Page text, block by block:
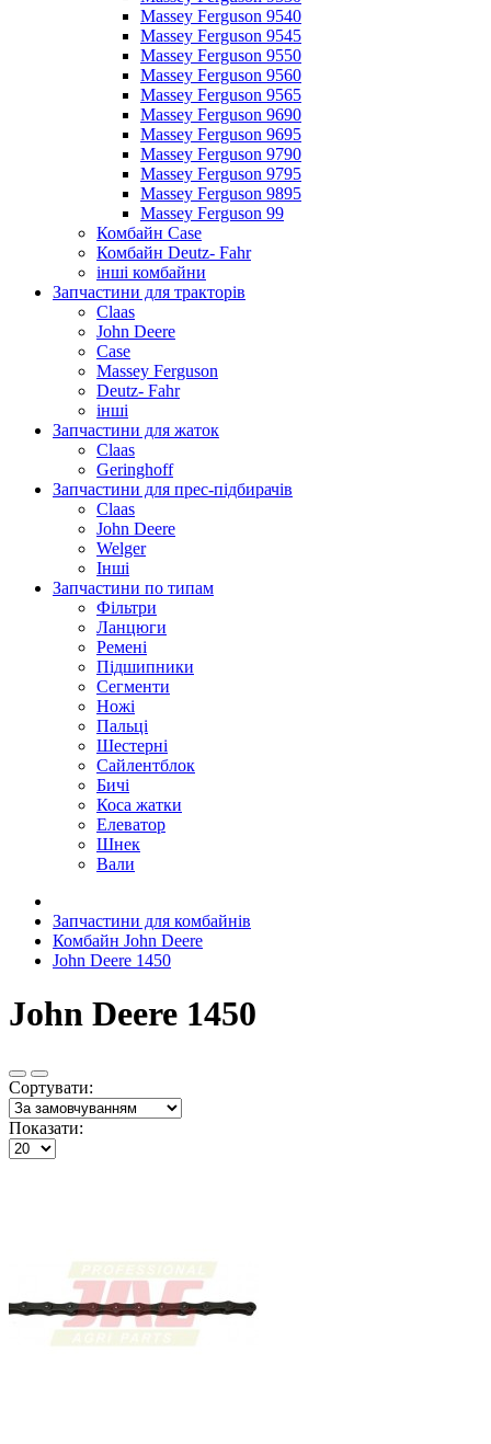
Massey Ferguson 9540
Massey Ferguson 9545
Massey Ferguson 9550
Massey Ferguson 9560
Massey Ferguson 9565
Massey Ferguson 9690
Massey Ferguson 9695
Massey Ferguson 9790
Massey Ferguson 9795
Massey Ferguson 9895
Massey Ferguson 99
Комбайн Case
Комбайн Deutz- Fahr
інші комбайни
Запчастини для тракторів
Claas
John Deere
Case
Massey Ferguson
Deutz- Fahr
інші
Запчастини для жаток
Claas
Geringhoff
Запчастини для прес-підбирачів
Claas
John Deere
Welger
Інші
Запчастини по типам
Фільтри
Ланцюги
Ремені
Підшипники
Сегменти
Ножі
Пальці
Шестерні
Сайлентблок
Бичі
Коса жатки
Елеватор
Шнек
Вали
Запчастини для комбайнів
Комбайн John Deere
John Deere 1450
John Deere 1450
Сортувати:
Показати: